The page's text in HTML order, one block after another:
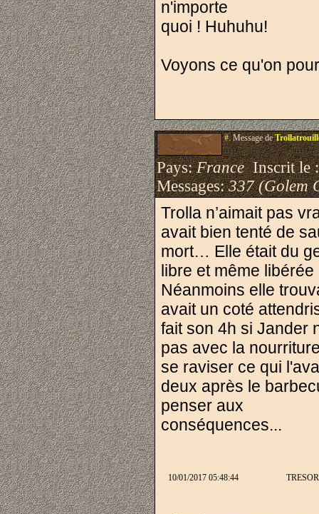
n'importe
quoi ! Huhuhu!
Voyons ce qu'on
#.Message de
Pays:FranceInscrit le
Messages:337 (Golem
Trolla n’aimait pas
avait bien tenté de
mort… Elle était du
libre et même
Néanmoins elle
avait un coté
fait son 4h si Jander
pas avec la
se raviser ce qui
deux après le
penser aux
conséquences...
10/01/2017 05:48:44 TRESOR